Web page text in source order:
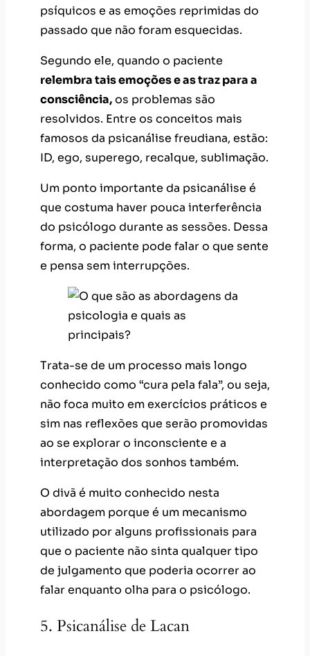
psíquicos e as emoções reprimidas do
passado que não foram esquecidas.
Segundo ele, quando o paciente
relembra tais emoções e as traz para a
consciência,os problemas são
resolvidos. Entre os conceitos mais
famosos da psicanálise freudiana, estão:
ID, ego, superego, recalque, sublimação.
Um ponto importante da psicanálise é
que costuma haver pouca interferência
do psicólogo durante as sessões. Dessa
forma, o paciente pode falar o que sente
e pensa sem interrupções.
Trata-se de um processo mais longo
conhecido como “cura pela fala”, ou seja,
não foca muito em exercícios práticos e
sim nas reflexões que serão promovidas
ao se explorar o inconsciente e a
interpretação dos sonhos também.
O divã é muito conhecido nesta
abordagem porque é um mecanismo
utilizado por alguns profissionais para
que o paciente não sinta qualquer tipo
de julgamento que poderia ocorrer ao
falar enquanto olha para o psicólogo.
5. Psicanálise de Lacan